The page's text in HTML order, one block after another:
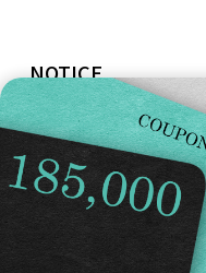
NOTICE
스크래치 주얼리 제품은 마
감한 상태가 됩
아주미세한 자극
다.
(1.5mm 이상의
환, 환불 가능.
니다. 무상 조정